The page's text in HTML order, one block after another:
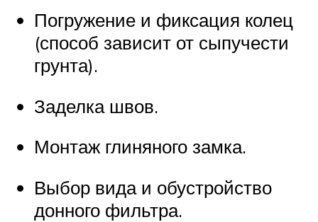
Погружение и фиксация колец
(способ зависит от сыпучести
грунта).
Заделка швов.
Монтаж глиняного замка.
Выбор вида и обустройство
донного фильтра.